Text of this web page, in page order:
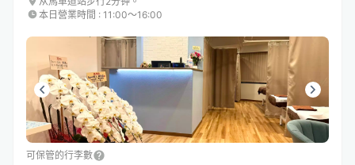
本日營業時間 : 11:00〜16:00
可保管的行李數